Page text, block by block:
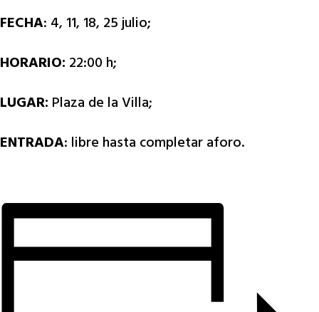
FECHA: 4, 11, 18, 25 julio;
HORARIO: 22:00 h;
LUGAR: Plaza de la Villa;
ENTRADA: libre hasta completar aforo.